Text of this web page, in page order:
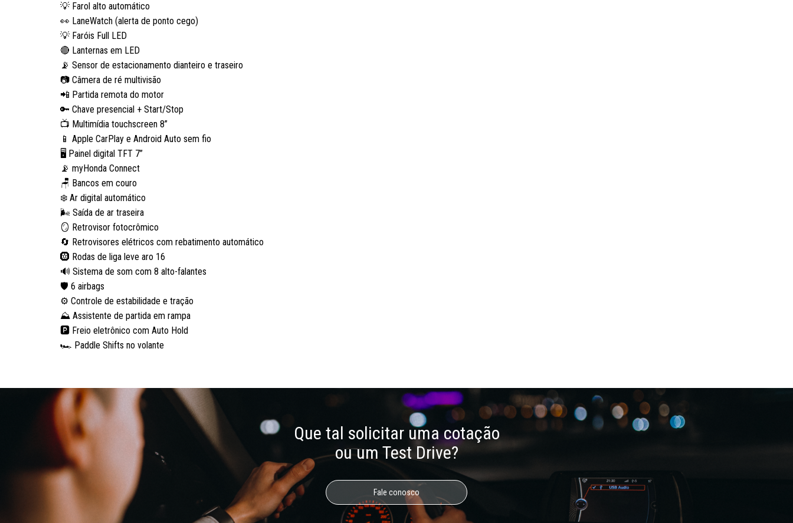
💡 Farol alto automático
👀 LaneWatch (alerta de ponto cego)
💡 Faróis Full LED
🔴 Lanternas em LED
📡 Sensor de estacionamento dianteiro e traseiro
📷 Câmera de ré multivisão
📲 Partida remota do motor
🔑 Chave presencial + Start/Stop
📺 Multimídia touchscreen 8”
📱 Apple CarPlay e Android Auto sem fio
🖥️ Painel digital TFT 7”
📡 myHonda Connect
🪑 Bancos em couro
❄️ Ar digital automático
🌬️ Saída de ar traseira
🪞 Retrovisor fotocrômico
🔄 Retrovisores elétricos com rebatimento automático
🛞 Rodas de liga leve aro 16
🔊 Sistema de som com 8 alto-falantes
🛡️ 6 airbags
⚙️ Controle de estabilidade e tração
⛰️ Assistente de partida em rampa
🅿️ Freio eletrônico com Auto Hold
🏎️ Paddle Shifts no volante
Que tal solicitar uma cotação
ou um Test Drive?
Fale conosco